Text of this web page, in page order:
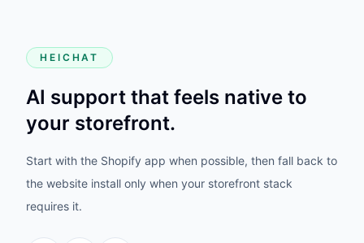
HEICHAT
AI support that feels native to
your storefront.
Start with the Shopify app when possible, then fall back to
the website install only when your storefront stack
requires it.